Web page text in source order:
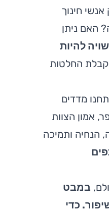
חינוך
האם ניתן
להיות
החלטות
מדדים
אמון הצוות
הנחיה ותמיכה
במבט
כדי